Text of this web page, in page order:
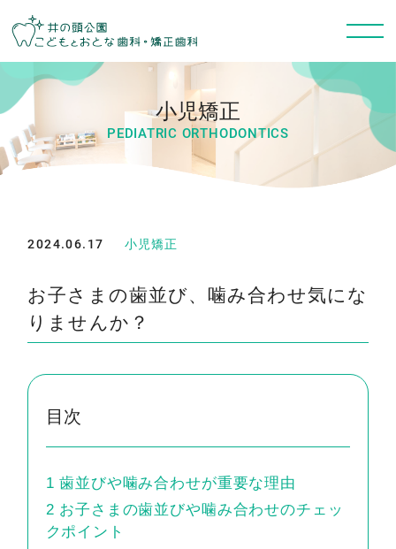
小児矯正
PEDIATRIC ORTHODONTICS
2024.06.17 小児矯正
お子さまの歯並び、噛み合わせ気にな
りませんか？
目次
1 歯並びや噛み合わせが重要な理由
2 お子さまの歯並びや噛み合わせのチェッ
クポイント